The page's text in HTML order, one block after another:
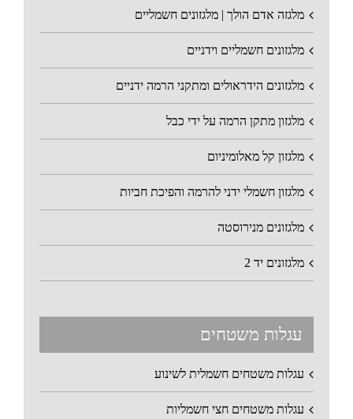
מלגזה אדם הולך | מלגזונים חשמליים
מלגזונים חשמליים וידניים
מלגזונים הידראולים ומתקני הרמה ידניים
מלגזון מתקן הרמה על ידי כבל
מלגזון קל מאלומיניום
מלגזון חשמלי ידני להרמה והפיכת חביות
מלגזונים מנירוסטה
מלגזונים יד 2
עגלות משטחים
עגלות משטחים חשמלית לשינוע
עגלות משטחים חצי חשמליות